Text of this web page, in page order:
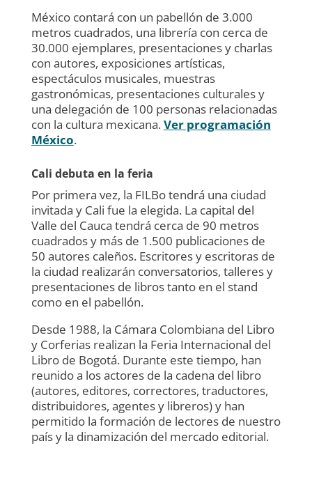
México contará con un pabellón de 3.000
metros cuadrados, una librería con cerca de
30.000 ejemplares, presentaciones y charlas
con autores, exposiciones artísticas,
espectáculos musicales, muestras
gastronómicas, presentaciones culturales y
una delegación de 100 personas relacionadas
con la cultura mexicana.Ver programación
México.
Cali debuta en la feria
Por primera vez, la FILBo tendrá una ciudad
invitada y Cali fue la elegida. La capital del
Valle del Cauca tendrá cerca de 90 metros
cuadrados y más de 1.500 publicaciones de
50 autores caleños. Escritores y escritoras de
la ciudad realizarán conversatorios, talleres y
presentaciones de libros tanto en el stand
como en el pabellón.
Desde 1988, la Cámara Colombiana del Libro
y Corferias realizan la Feria Internacional del
Libro de Bogotá. Durante este tiempo, han
reunido a los actores de la cadena del libro
(autores, editores, correctores, traductores,
distribuidores, agentes y libreros) y han
permitido la formación de lectores de nuestro
país y la dinamización del mercado editorial.